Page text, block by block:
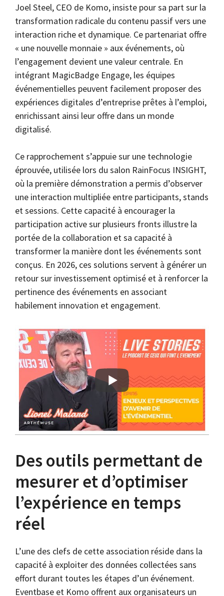
Joel Steel, CEO de Komo, insiste pour sa part sur la
transformation radicale du contenu passif vers une
interaction riche et dynamique. Ce partenariat offre
« une nouvelle monnaie » aux événements, où
l’engagement devient une valeur centrale. En
intégrant MagicBadge Engage, les équipes
événementielles peuvent facilement proposer des
expériences digitales d’entreprise prêtes à l’emploi,
enrichissant ainsi leur offre dans un monde
digitalisé.
Ce rapprochement s’appuie sur une technologie
éprouvée, utilisée lors du salon RainFocus INSIGHT,
où la première démonstration a permis d’observer
une interaction multipliée entre participants, stands
et sessions. Cette capacité à encourager la
participation active sur plusieurs fronts illustre la
portée de la collaboration et sa capacité à
transformer la manière dont les événements sont
conçus. En 2026, ces solutions servent à générer un
retour sur investissement optimisé et à renforcer la
pertinence des événements en associant
habilement innovation et engagement.
Des outils permettant de
mesurer et d’optimiser
l’expérience en temps
réel
L’une des clefs de cette association réside dans la
capacité à exploiter des données collectées sans
effort durant toutes les étapes d’un événement.
Eventbase et Komo offrent aux organisateurs un